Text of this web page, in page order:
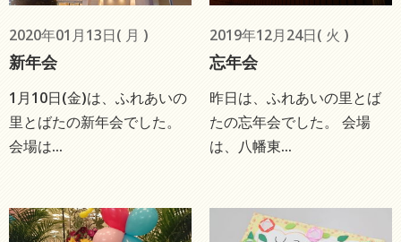
2020年01月13日( 月 )
新年会
1月10日(金)は、ふれあいの
里とばたの新年会でした。
会場は...
2019年12月24日( 火 )
忘年会
昨日は、ふれあいの里とば
たの忘年会でした。 会場
は、八幡東...